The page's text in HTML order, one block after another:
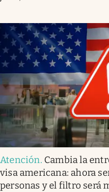
Atención. Cambia la
visa americana: ahora
personas y el filtro será